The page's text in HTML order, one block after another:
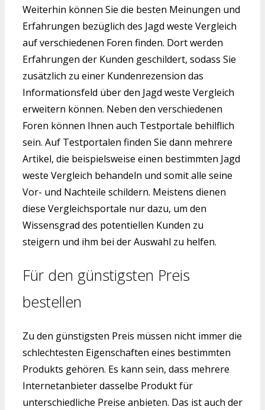
Weiterhin können Sie die besten Meinungen und
Erfahrungen bezüglich des Jagd weste Vergleich
auf verschiedenen Foren finden. Dort werden
Erfahrungen der Kunden geschildert, sodass Sie
zusätzlich zu einer Kundenrezension das
Informationsfeld über den Jagd weste Vergleich
erweitern können. Neben den verschiedenen
Foren können Ihnen auch Testportale behilflich
sein. Auf Testportalen finden Sie dann mehrere
Artikel, die beispielsweise einen bestimmten Jagd
weste Vergleich behandeln und somit alle seine
Vor- und Nachteile schildern. Meistens dienen
diese Vergleichsportale nur dazu, um den
Wissensgrad des potentiellen Kunden zu
steigern und ihm bei der Auswahl zu helfen.
Für den günstigsten Preis
bestellen
Zu den günstigsten Preis müssen nicht immer die
schlechtesten Eigenschaften eines bestimmten
Produkts gehören. Es kann sein, dass mehrere
Internetanbieter dasselbe Produkt für
unterschiedliche Preise anbieten. Das ist auch der